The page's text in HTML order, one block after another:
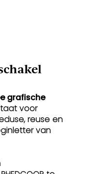
grafische
voor
reuse en
van